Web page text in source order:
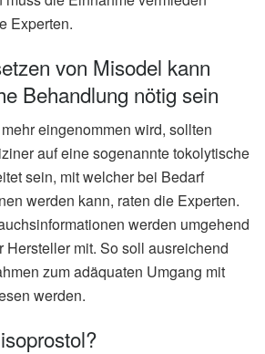
Experten.
von Misodel kann
Behandlung nötig sein
eingenommen wird, sollten
auf eine sogenannte tokolytische
sein, mit welcher bei Bedarf
werden kann, raten die Experten.
werden umgehend
Hersteller mit. So soll ausreichend
zum adäquaten Umgang mit
werden.